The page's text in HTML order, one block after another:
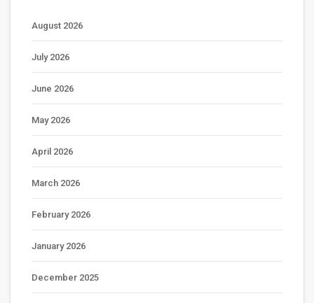
August 2026
July 2026
June 2026
May 2026
April 2026
March 2026
February 2026
January 2026
December 2025